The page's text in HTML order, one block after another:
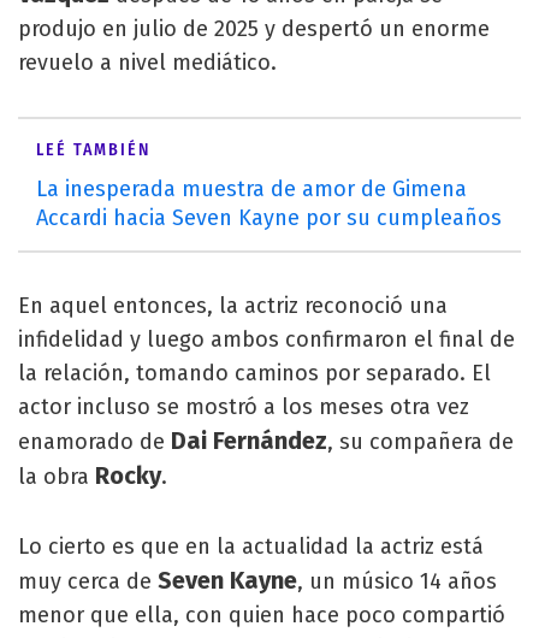
produjo en julio de 2025 y despertó un enorme
revuelo a nivel mediático.
LEÉ TAMBIÉN
La inesperada muestra de amor de Gimena
Accardi hacia Seven Kayne por su cumpleaños
En aquel entonces, la actriz reconoció una
infidelidad y luego ambos confirmaron el final de
la relación, tomando caminos por separado. El
actor incluso se mostró a los meses otra vez
enamorado de Dai Fernández, su compañera de
la obra Rocky.
Lo cierto es que en la actualidad la actriz está
muy cerca de Seven Kayne, un músico 14 años
menor que ella, con quien hace poco compartió